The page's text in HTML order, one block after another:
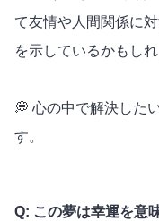
て友情や人間関係に
を示しているかもしれ
💭 心の中で解決した
す。
Q: この夢は幸運を意